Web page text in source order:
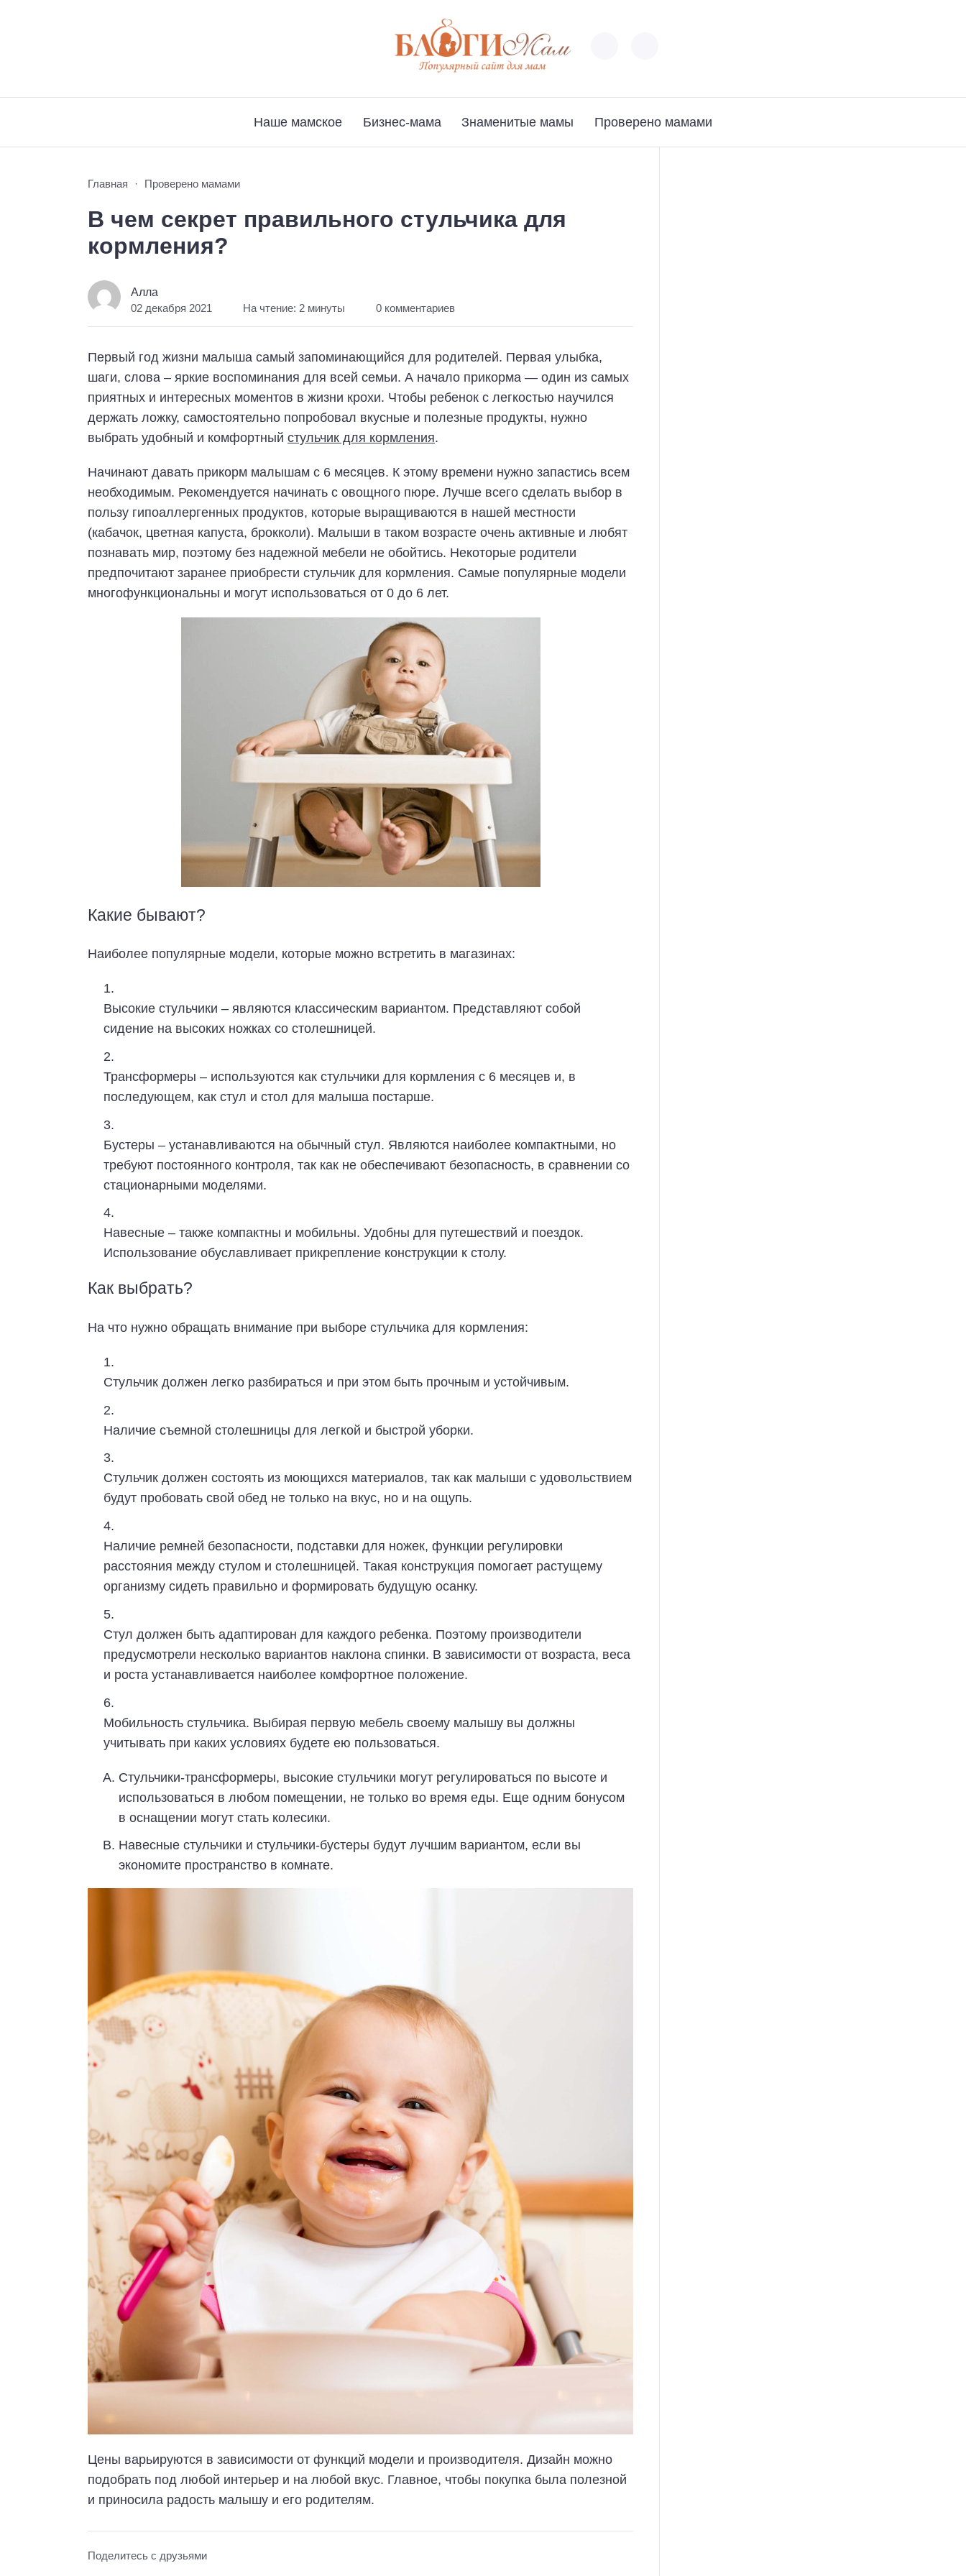
Наше мамское Бизнес-мама Знаменитые мамы Проверено мамами
Главная Проверено мамами
В чем секрет правильного стульчика для
кормления?
Алла
02 декабря 2021 На чтение: 2 минуты 0 комментариев
Первый год жизни малыша самый запоминающийся для родителей. Первая улыбка,
шаги, слова – яркие воспоминания для всей семьи. А начало прикорма — один из самых
приятных и интересных моментов в жизни крохи. Чтобы ребенок с легкостью научился
держать ложку, самостоятельно попробовал вкусные и полезные продукты, нужно
выбрать удобный и комфортный стульчик для кормления.
Начинают давать прикорм малышам с 6 месяцев. К этому времени нужно запастись всем
необходимым. Рекомендуется начинать с овощного пюре. Лучше всего сделать выбор в
пользу гипоаллергенных продуктов, которые выращиваются в нашей местности
(кабачок, цветная капуста, брокколи). Малыши в таком возрасте очень активные и любят
познавать мир, поэтому без надежной мебели не обойтись. Некоторые родители
предпочитают заранее приобрести стульчик для кормления. Самые популярные модели
многофункциональны и могут использоваться от 0 до 6 лет.
Какие бывают?
Наиболее популярные модели, которые можно встретить в магазинах:
Высокие стульчики – являются классическим вариантом. Представляют собой
сидение на высоких ножках со столешницей.
Трансформеры – используются как стульчики для кормления с 6 месяцев и, в
последующем, как стул и стол для малыша постарше.
Бустеры – устанавливаются на обычный стул. Являются наиболее компактными, но
требуют постоянного контроля, так как не обеспечивают безопасность, в сравнении со
стационарными моделями.
Навесные – также компактны и мобильны. Удобны для путешествий и поездок.
Использование обуславливает прикрепление конструкции к столу.
Как выбрать?
На что нужно обращать внимание при выборе стульчика для кормления:
Стульчик должен легко разбираться и при этом быть прочным и устойчивым.
Наличие съемной столешницы для легкой и быстрой уборки.
Стульчик должен состоять из моющихся материалов, так как малыши с удовольствием
будут пробовать свой обед не только на вкус, но и на ощупь.
Наличие ремней безопасности, подставки для ножек, функции регулировки
расстояния между стулом и столешницей. Такая конструкция помогает растущему
организму сидеть правильно и формировать будущую осанку.
Стул должен быть адаптирован для каждого ребенка. Поэтому производители
предусмотрели несколько вариантов наклона спинки. В зависимости от возраста, веса
и роста устанавливается наиболее комфортное положение.
Мобильность стульчика. Выбирая первую мебель своему малышу вы должны
учитывать при каких условиях будете ею пользоваться.
Стульчики-трансформеры, высокие стульчики могут регулироваться по высоте и
использоваться в любом помещении, не только во время еды. Еще одним бонусом
в оснащении могут стать колесики.
Навесные стульчики и стульчики-бустеры будут лучшим вариантом, если вы
экономите пространство в комнате.
Цены варьируются в зависимости от функций модели и производителя. Дизайн можно
подобрать под любой интерьер и на любой вкус. Главное, чтобы покупка была полезной
и приносила радость малышу и его родителям.
Поделитесь с друзьями